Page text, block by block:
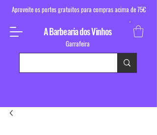
Aproveite os portes gratuitos para compras acima de 75€
A Barbearia dos Vinhos
Garrafeira